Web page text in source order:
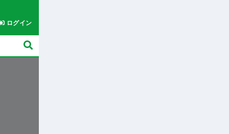
ログイン